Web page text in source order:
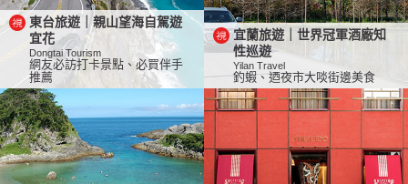
東台旅遊｜親山望海自駕遊
宜花
Dongtai Tourism
網友必訪打卡景點、必買伴手
推薦
宜蘭旅遊｜世界冠軍酒廠知
性巡遊
Yilan Travel
釣蝦、迺夜市大啖街邊美食